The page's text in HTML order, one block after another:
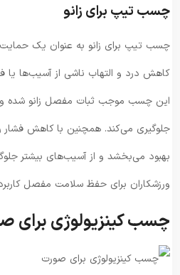
چسب تیپ برای زانو
چسب تیپ برای زانو به عنوان یک
کاهش درد و التهاب ناشی از آسیب‌ها
این چسب موجب ثبات مفصل زانو شده و
جلوگیری می‌کند. همچنین با کاهش فشار
بهبود می‌بخشد و از آسیب‌های بیشتر
ورزشکاران برای حفظ سلامت مفصل
چسب کینزیولوژی برای